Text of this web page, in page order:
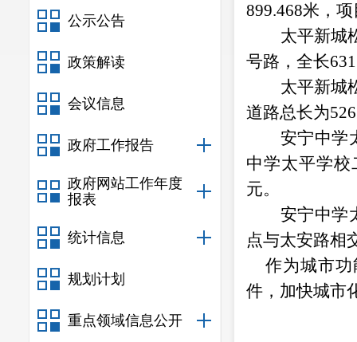
公示公告
政策解读
会议信息
政府工作报告
政府网站工作年度
报表
统计信息
规划计划
重点领域信息公开
899.468米，
太平新城
号路，全长
太平新城
道路总长为
安宁中学
中学太平学校
元。
安宁中学
点与太安路相
作为城市功
件，加快城市